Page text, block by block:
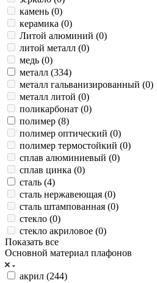
камень (0)
керамика (0)
Литой алюминий (0)
литой металл (0)
медь (0)
металл (334)
металл гальванизированный (0)
металл литой (0)
поликарбонат (0)
полимер (8)
полимер оптический (0)
полимер термостойкий (0)
сплав алюминиевый (0)
сплав цинка (0)
сталь (4)
сталь нержавеющая (0)
сталь штампованная (0)
стекло (0)
стекло акриловое (0)
Показать все
Основной материал плафонов
акрил (244)